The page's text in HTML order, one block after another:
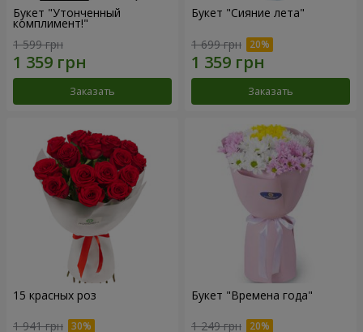
Букет "Утонченный
комплимент!"
1 599 грн
Заказать
Букет "Сияние лета"
1 699 грн
Заказать
15 красных роз
1 941 грн
Букет "Времена года"
1 249 грн